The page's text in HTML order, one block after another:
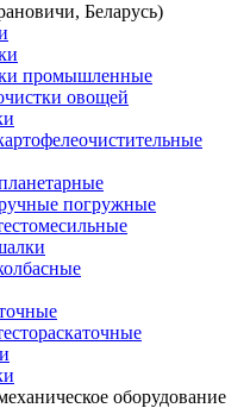
Беларусь)
промышленные
овощей
погружные
оборудование